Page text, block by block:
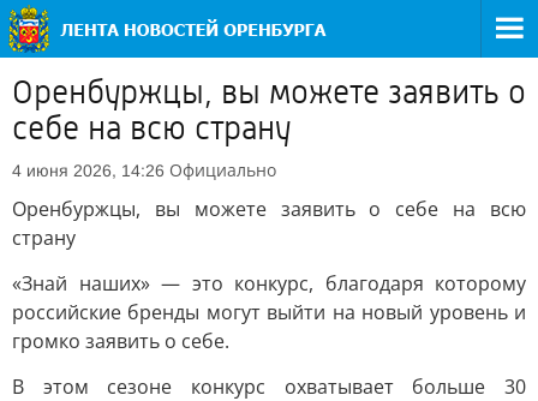
Оренбуржцы, вы можете заявить о
себе на всю страну
4 июня 2026, 14:26 Официально
Оренбуржцы, вы можете заявить о себе на всю
страну
«Знай наших» — это конкурс, благодаря которому
российские бренды могут выйти на новый уровень и
громко заявить о себе.
В этом сезоне конкурс охватывает больше 30